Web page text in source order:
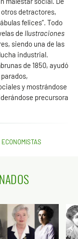
detractores,
felices”. Todo
de Ilustraciones
siendo una de las
industrial.
de 1850, ayudó
y mostrándose
precursora